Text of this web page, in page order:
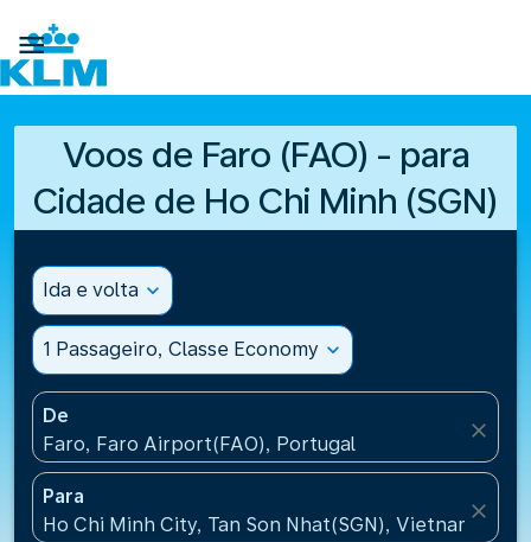

Voos de Faro (FAO) - para
Cidade de Ho Chi Minh (SGN)
Ida e volta expand_more
1 Passageiro, Classe Economy expand_more
De
Faro, Faro Airport(FAO), Portugal
close
Para
Ho Chi Minh City, Tan Son Nhat(SGN), Vietnam
close